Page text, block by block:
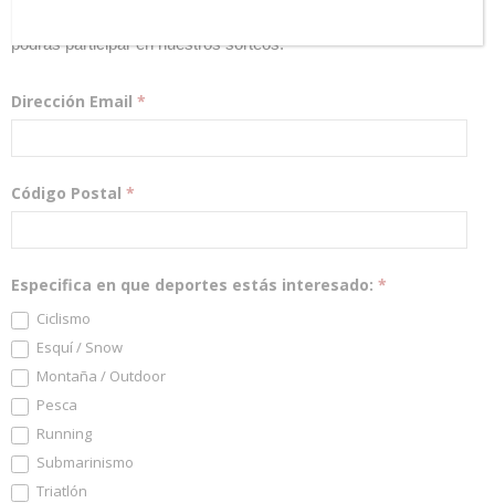
podrás participar en nuestros sorteos.
Dirección Email *
Código Postal *
Especifica en que deportes estás interesado: *
Ciclismo
Esquí / Snow
Montaña / Outdoor
Pesca
Running
Submarinismo
Triatlón